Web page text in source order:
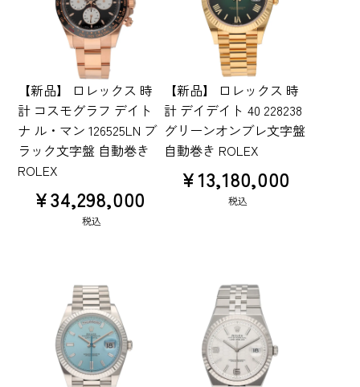
【新品】 ロレックス 時
計 コスモグラフ デイト
ナ ル・マン 126525LN ブ
ラック文字盤 自動巻き
ROLEX
¥34,298,000
税込
【新品】 ロレックス 時
計 デイデイト 40 228238
グリーンオンブレ文字盤
自動巻き ROLEX
¥13,180,000
税込